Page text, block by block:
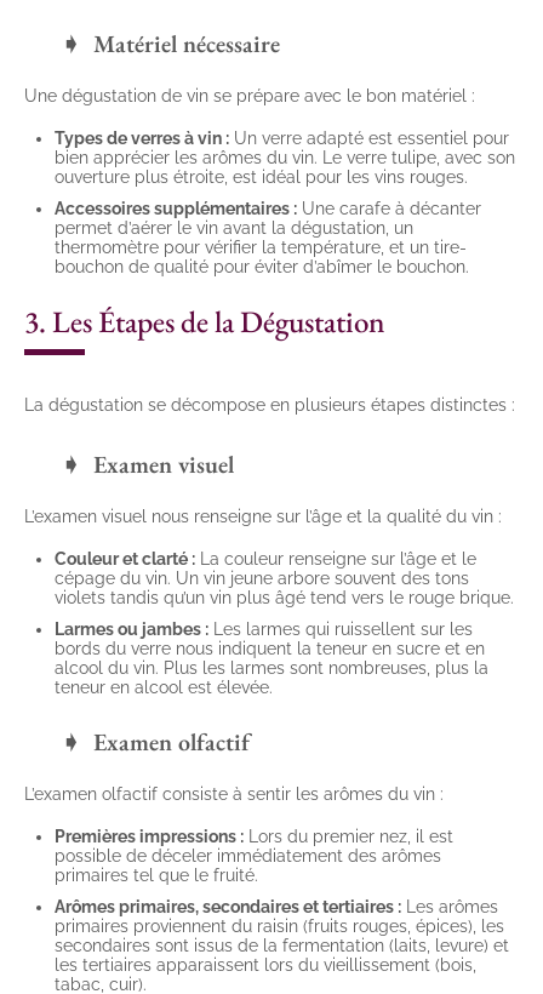
Matériel nécessaire
Une dégustation de vin se prépare avec le bon matériel :
Types de verres à vin : Un verre adapté est essentiel pour
bien apprécier les arômes du vin. Le verre tulipe, avec son
ouverture plus étroite, est idéal pour les vins rouges.
Accessoires supplémentaires : Une carafe à décanter
permet d’aérer le vin avant la dégustation, un
thermomètre pour vérifier la température, et un tire-
bouchon de qualité pour éviter d’abîmer le bouchon.
3. Les Étapes de la Dégustation
La dégustation se décompose en plusieurs étapes distinctes :
Examen visuel
L’examen visuel nous renseigne sur l’âge et la qualité du vin :
Couleur et clarté : La couleur renseigne sur l’âge et le
cépage du vin. Un vin jeune arbore souvent des tons
violets tandis qu’un vin plus âgé tend vers le rouge brique.
Larmes ou jambes : Les larmes qui ruissellent sur les
bords du verre nous indiquent la teneur en sucre et en
alcool du vin. Plus les larmes sont nombreuses, plus la
teneur en alcool est élevée.
Examen olfactif
L’examen olfactif consiste à sentir les arômes du vin :
Premières impressions : Lors du premier nez, il est
possible de déceler immédiatement des arômes
primaires tel que le fruité.
Arômes primaires, secondaires et tertiaires : Les arômes
primaires proviennent du raisin (fruits rouges, épices), les
secondaires sont issus de la fermentation (laits, levure) et
les tertiaires apparaissent lors du vieillissement (bois,
tabac, cuir).